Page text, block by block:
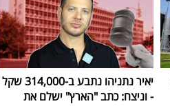
יאיר נתניהו נתבע ב-314,000 שקל
- וניצח: כתב "הארץ" ישלם את